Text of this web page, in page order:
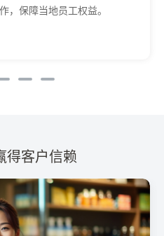
，对接社保、金税、财务等
得客户信赖